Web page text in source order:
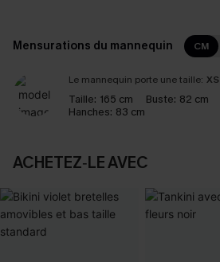
Mensurations du mannequin CM
Le mannequin porte une taille: XS
Taille: 165 cm Buste: 82 cm
Hanches: 83 cm
ACHETEZ‑LE AVEC